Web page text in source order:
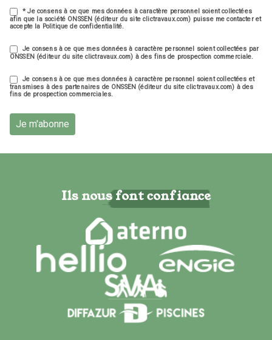
* Je consens à ce que mes données à caractère personnel soient collectées
afin que la société ONSSEN (éditeur du site clictravaux.com) puisse me contacter et
accepte la Politique de confidentialité.
Je consens à ce que mes données à caractère personnel soient collectées par
ONSSEN (éditeur du site clictravaux.com) à des fins de prospection commerciale.
Je consens à ce que mes données à caractère personnel soient collectées et
transmises à des partenaires de ONSSEN (éditeur du site clictravaux.com) à des
fins de prospection commerciales.
Je m'abonne
Ils nous font confiance